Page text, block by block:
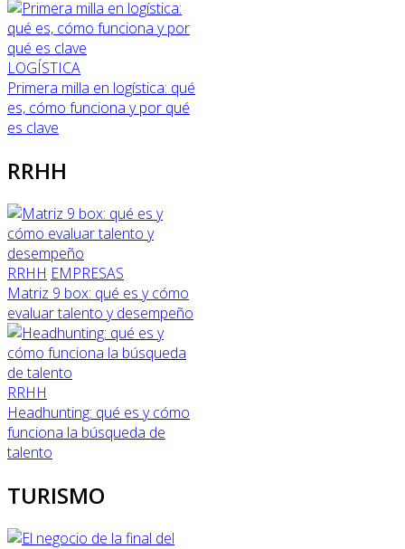
LOGÍSTICA
Primera milla en logística: qué
es, cómo funciona y por qué
es clave
RRHH
RRHH EMPRESAS
Matriz 9 box: qué es y cómo
evaluar talento y desempeño
RRHH
Headhunting: qué es y cómo
funciona la búsqueda de
talento
TURISMO